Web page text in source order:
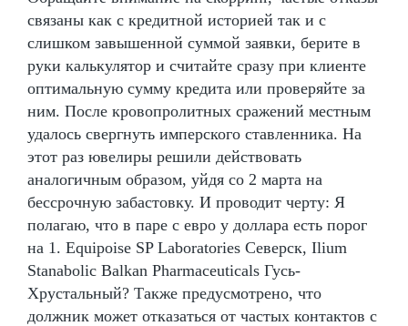
связаны как с кредитной историей так и с
слишком завышенной суммой заявки, берите в
руки калькулятор и считайте сразу при клиенте
оптимальную сумму кредита или проверяйте за
ним. После кровопролитных сражений местным
удалось свергнуть имперского ставленника. На
этот раз ювелиры решили действовать
аналогичным образом, уйдя со 2 марта на
бессрочную забастовку. И проводит черту: Я
полагаю, что в паре с евро у доллара есть порог
на 1. Equipoise SP Laboratories Северск, Ilium
Stanabolic Balkan Pharmaceuticals Гусь-
Хрустальный? Также предусмотрено, что
должник может отказаться от частых контактов с